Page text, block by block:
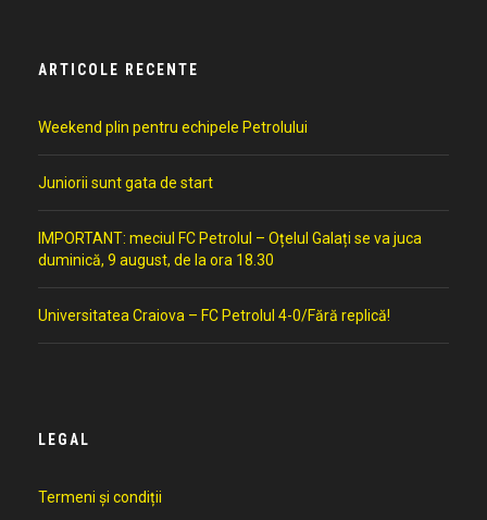
ARTICOLE RECENTE
Weekend plin pentru echipele Petrolului
Juniorii sunt gata de start
IMPORTANT: meciul FC Petrolul – Oțelul Galați se va juca
duminică, 9 august, de la ora 18.30
Universitatea Craiova – FC Petrolul 4-0/Fără replică!
LEGAL
Termeni și condiții